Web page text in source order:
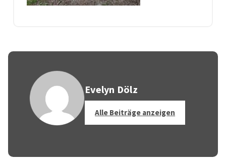
Evelyn Dölz
Alle Beiträge anzeigen